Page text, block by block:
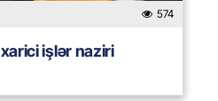
574
işlər naziri